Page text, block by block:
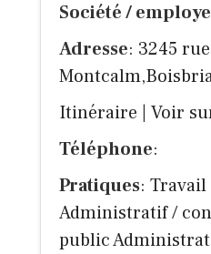
Société /
Adresse: 3245 rue
Itinéraire
Voir
Téléphone:
Pratiques:
Administratif /
public